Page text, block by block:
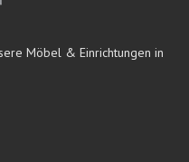
Möbel & Einrichtungen in